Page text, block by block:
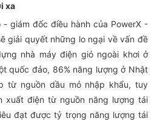
xa
- giám đốc điều hành của PowerX -
giải quyết những lo ngại về vấn đề
nhà máy điện gió ngoài khơi ở
quốc đảo, 86% năng lượng ở Nhật
từ nguồn dầu mỏ nhập khẩu, tuy
xuất điện từ nguồn năng lượng tái
đạt được tỷ trọng năng lượng tái